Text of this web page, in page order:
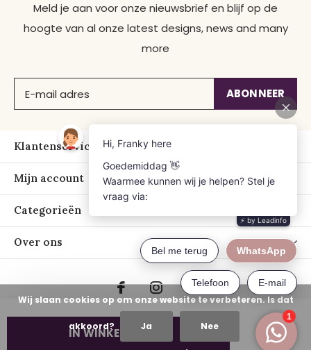
IN WINKELWAGEN
Meld je aan voor onze nieuwsbrief en blijf op de
hoogte van al onze latest designs, news and many
more
ABONNEER
Klantenservice
Mijn account
Categorieën
Over ons
© Copyright2026- Just Franky
Wij slaan cookies op om onze website te verbeteren. Is dat
akkoord? Ja Nee